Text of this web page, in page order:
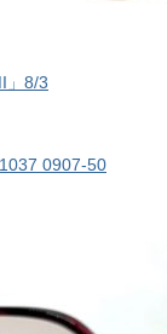
」8/3
0907-50